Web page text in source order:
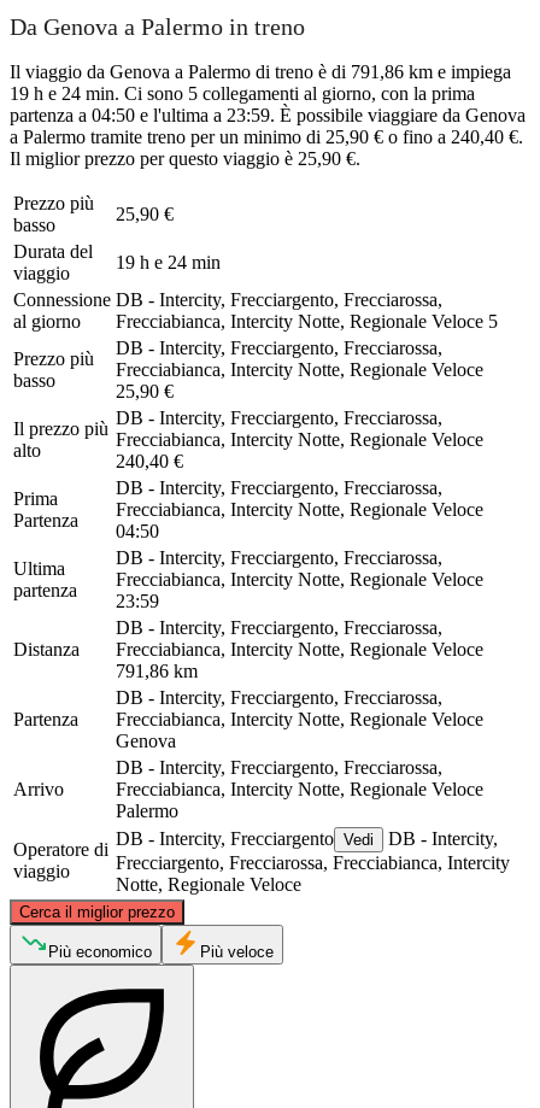
Da Genova a Palermo in treno
Il viaggio da Genova a Palermo di treno è di 791,86 km e impiega
19 h e 24 min. Ci sono 5 collegamenti al giorno, con la prima
partenza a 04:50 e l'ultima a 23:59. È possibile viaggiare da Genova
a Palermo tramite treno per un minimo di 25,90 € o fino a 240,40 €.
Il miglior prezzo per questo viaggio è 25,90 €.
Prezzo più
basso
25,90 €
Durata del
viaggio
19 h e 24 min
Connessione
al giorno
DB - Intercity, Frecciargento, Frecciarossa,
Frecciabianca, Intercity Notte, Regionale Veloce 5
Prezzo più
basso
DB - Intercity, Frecciargento, Frecciarossa,
Frecciabianca, Intercity Notte, Regionale Veloce
25,90 €
Il prezzo più
alto
DB - Intercity, Frecciargento, Frecciarossa,
Frecciabianca, Intercity Notte, Regionale Veloce
240,40 €
Prima
Partenza
DB - Intercity, Frecciargento, Frecciarossa,
Frecciabianca, Intercity Notte, Regionale Veloce
04:50
Ultima
partenza
DB - Intercity, Frecciargento, Frecciarossa,
Frecciabianca, Intercity Notte, Regionale Veloce
23:59
Distanza
DB - Intercity, Frecciargento, Frecciarossa,
Frecciabianca, Intercity Notte, Regionale Veloce
791,86 km
Partenza
DB - Intercity, Frecciargento, Frecciarossa,
Frecciabianca, Intercity Notte, Regionale Veloce
Genova
Arrivo
DB - Intercity, Frecciargento, Frecciarossa,
Frecciabianca, Intercity Notte, Regionale Veloce
Palermo
Operatore di
viaggio
DB - Intercity, Frecciargento Vedi
DB - Intercity,
Frecciargento, Frecciarossa, Frecciabianca, Intercity
Notte, Regionale Veloce
Cerca il miglior prezzo
Genoa
©CARTO
Più economico Più veloce